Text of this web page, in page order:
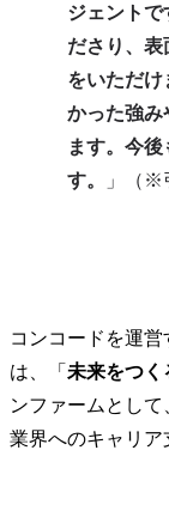
ジェント
ださり、
をいただ
かった強み
ます。今
す。
」（※
コンコードを運
は、「 未来をつく
ンファームとし
業界へのキャリア